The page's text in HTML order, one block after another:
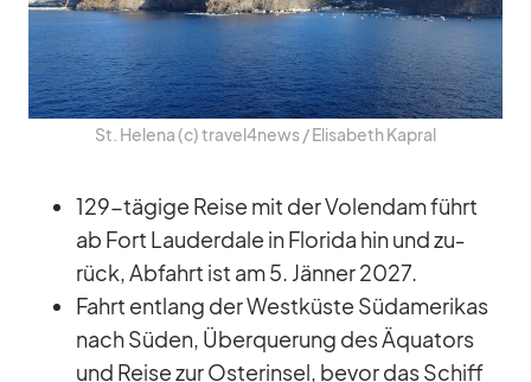
St. He­lena (c) travel4news /​ Eli­sa­beth Ka­pral
129-tä­gige Reise mit der Vo­len­dam führt
ab Fort Lau­derd­ale in Flo­rida hin und zu­
rück, Ab­fahrt ist am 5. Jän­ner 2027.
Fahrt ent­lang der West­küste Süd­ame­ri­kas
nach Sü­den, Über­que­rung des Äqua­tors
und Reise zur Os­ter­in­sel, be­vor das Schiff